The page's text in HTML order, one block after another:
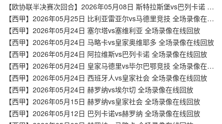
【欧协联半决赛次回合】2026年05月08日 斯特拉斯堡vs巴列卡诺 全场录像在线回放
【西甲】2026年05月25日 比利亚雷亚尔vs马德里竞技 全场录像在线回放
【西甲】2026年05月24日 塞尔塔vs塞维利亚 全场录像在线回放
【西甲】2026年05月24日 马略卡vs皇家奥维耶多 全场录像在线回放
【西甲】2026年05月24日 阿拉维斯vs巴列卡诺 全场录像在线回放
【西甲】2026年05月24日 皇家马德里vs毕尔巴鄂竞技 全场录像在线回放
【西甲】2026年05月24日 西班牙人vs皇家社会 全场录像在线回放
【西甲】2026年05月24日 赫罗纳vs埃尔切 全场录像在线回放
【西甲】2026年05月15日 赫罗纳vs皇家社会 全场录像在线回放
【西甲】2026年05月12日 巴列卡诺vs赫罗纳 全场录像在线回放